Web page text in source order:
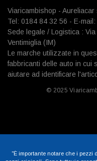
Viaricambishop -
Tel: 0184 84 32 56 - E-
Sede legale / Logistica :
Ventimiglia (IM)
Le marche utilizzate in
fabbricanti delle auto in cui
aiutare ad identificare
© 2025
"È importante notare che i pezzi